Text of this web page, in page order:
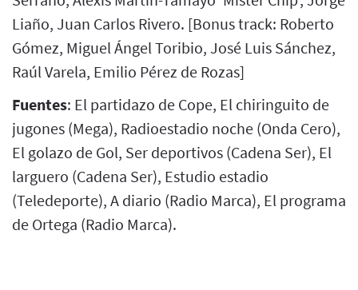
Liaño, Juan Carlos Rivero. [Bonus track: Roberto
Gómez, Miguel Ángel Toribio, José Luis Sánchez,
Raúl Varela, Emilio Pérez de Rozas]
Fuentes: El partidazo de Cope, El chiringuito de
jugones (Mega), Radioestadio noche (Onda Cero),
El golazo de Gol, Ser deportivos (Cadena Ser), El
larguero (Cadena Ser), Estudio estadio
(Teledeporte), A diario (Radio Marca), El programa
de Ortega (Radio Marca).